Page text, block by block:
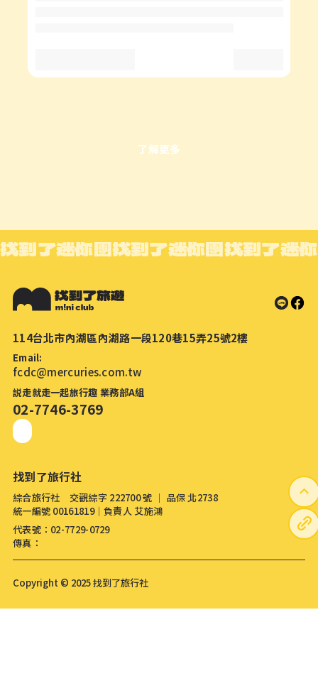
了解更多
找到了迷你團找到了迷你團找到了迷
114台北市內湖區內湖路一段120巷15弄25號2樓
Email:
fcdc@mercuries.com.tw
説走就走一起旅行趣 業務部A組
02-7746-3769
找到了旅行社
綜合旅行社 交觀綜字 222700 號 │ 品保 北2738
統一編號 00161819│負責人 艾施鴻
代表號：02-7729-0729
傳真：
Copyright © 2025 找到了旅行社